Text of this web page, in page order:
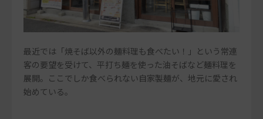
最近では「焼そば以外の麺料理も食べたい！」という常連
客の要望を受けて、平打ち麺を使った油そばなど麺料理を
展開。ここでしか食べられない自家製麺が、地元に愛され
始めている。